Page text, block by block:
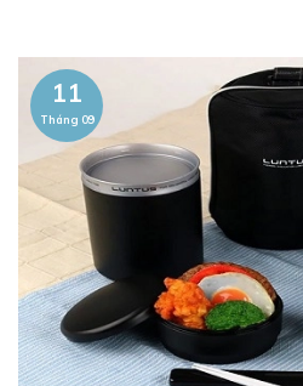
11
Tháng 09